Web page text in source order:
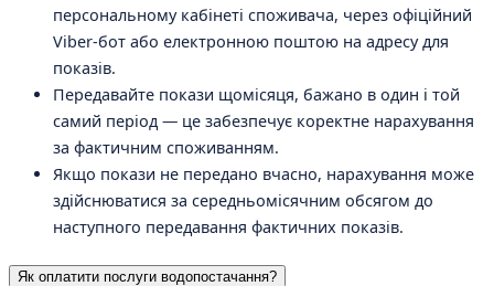
персональному кабінеті споживача, через офіційний
Viber-бот або електронною поштою на адресу для
показів.
Передавайте покази щомісяця, бажано в один і той
самий період — це забезпечує коректне нарахування
за фактичним споживанням.
Якщо покази не передано вчасно, нарахування може
здійснюватися за середньомісячним обсягом до
наступного передавання фактичних показів.
Як оплатити послуги водопостачання?